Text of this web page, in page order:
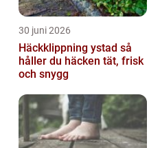
30 juni 2026
Häckklippning ystad så
håller du häcken tät, frisk
och snygg